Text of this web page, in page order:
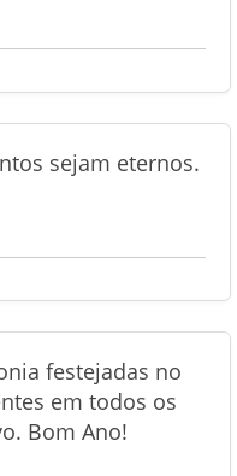
sejam eternos.
festejadas no
em todos os
Bom Ano!